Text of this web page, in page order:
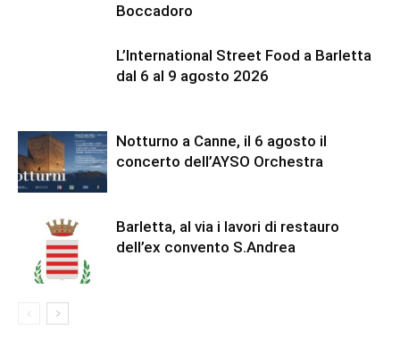
Boccadoro
L’International Street Food a Barletta
dal 6 al 9 agosto 2026
Notturno a Canne, il 6 agosto il
concerto dell’AYSO Orchestra
Barletta, al via i lavori di restauro
dell’ex convento S.Andrea